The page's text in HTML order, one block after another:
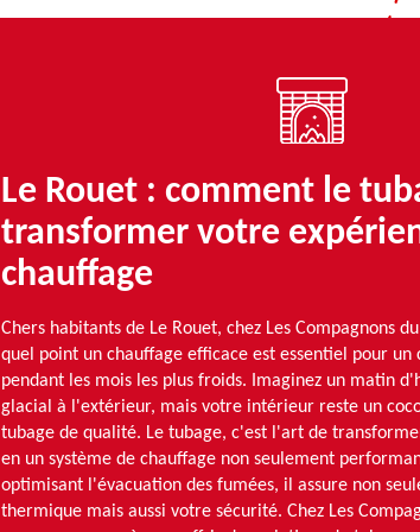
Le Rouet : comment le
transformer votre
chauffage
Chers habitants de Le Rouet, chez Les Compagnons
quel point un chauffage efficace est essentiel pour
pendant les mois les plus froids. Imaginez un matin
glacial à l'extérieur, mais votre intérieur reste un
tubage de qualité. Le tubage, c'est l'art de
en un système de chauffage non seulement
optimisant l'évacuation des fumées, il assure non
thermique mais aussi votre sécurité. Chez Les